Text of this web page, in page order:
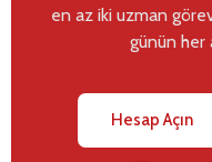
en az iki uzman
günün her
Hesap Açın